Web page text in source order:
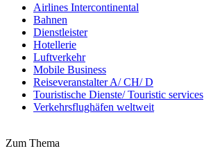
Airlines Intercontinental
Bahnen
Dienstleister
Hotellerie
Luftverkehr
Mobile Business
Reiseveranstalter A/ CH/ D
Touristische Dienste/ Touristic services
Verkehrsflughäfen weltweit
Zum Thema